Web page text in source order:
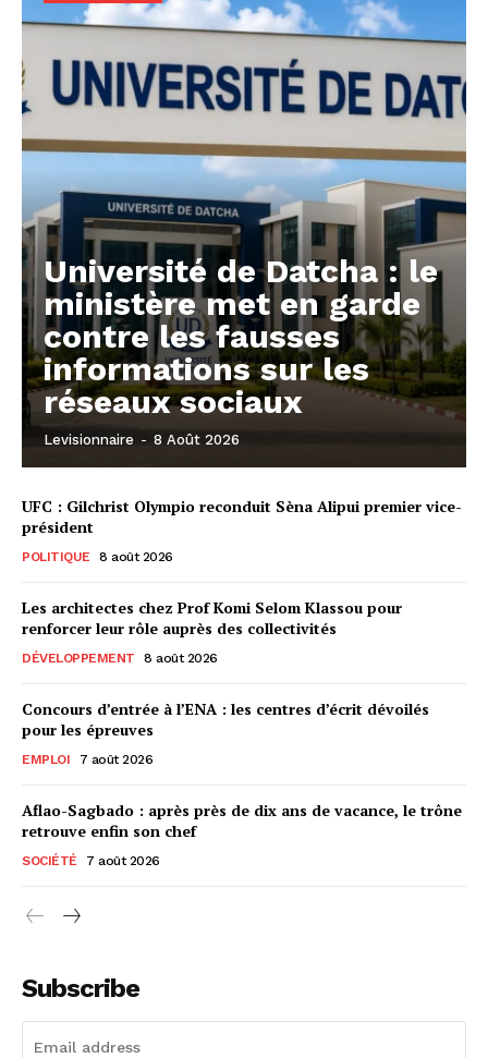
Université de Datcha : le
ministère met en garde
contre les fausses
informations sur les
réseaux sociaux
Levisionnaire - 8 Août 2026
UFC : Gilchrist Olympio reconduit Sèna Alipui premier vice-
président
POLITIQUE 8 août 2026
Les architectes chez Prof Komi Selom Klassou pour
renforcer leur rôle auprès des collectivités
DÉVELOPPEMENT 8 août 2026
Concours d’entrée à l’ENA : les centres d’écrit dévoilés
pour les épreuves
EMPLOI 7 août 2026
Aflao-Sagbado : après près de dix ans de vacance, le trône
retrouve enfin son chef
SOCIÉTÉ 7 août 2026
Subscribe